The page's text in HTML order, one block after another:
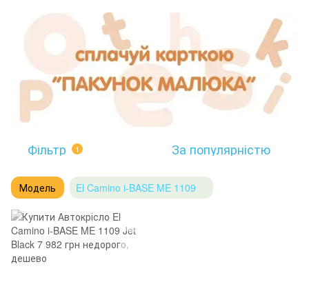
Фільтр 1 За популярністю
Модель El Camino i-BASE ME 1109